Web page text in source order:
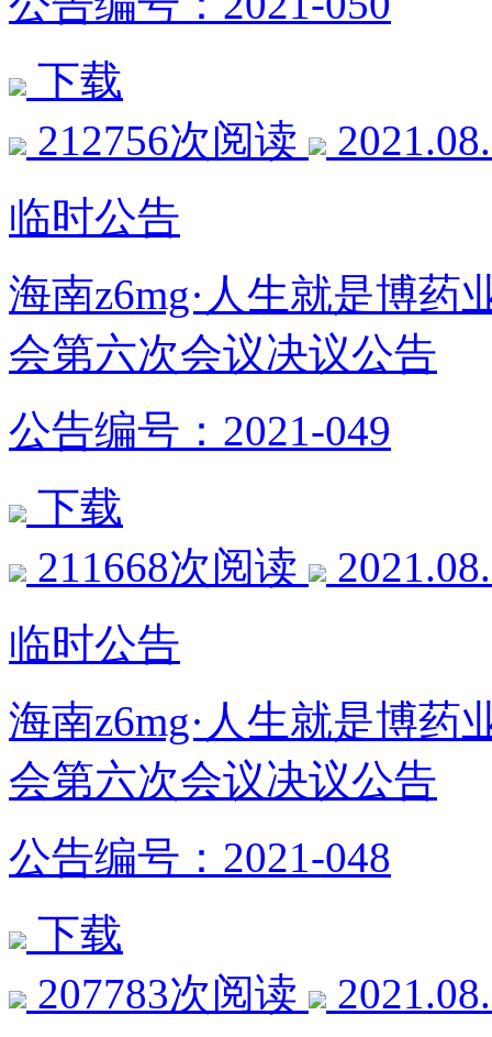
下载
212756次阅读
临时公告
海南z6mg·人生就是博药
会第六次会议决议公告
公告编号：2021-049
下载
211668次阅读
临时公告
海南z6mg·人生就是博药
会第六次会议决议公告
公告编号：2021-048
下载
207783次阅读